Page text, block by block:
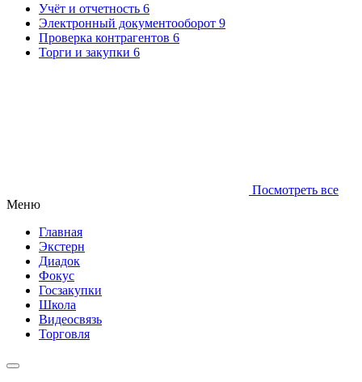
Учёт и отчетность 6
Электронный документооборот 9
Проверка контрагентов 6
Торги и закупки 6
Посмотреть все
Меню
Главная
Экстерн
Диадок
Фокус
Госзакупки
Школа
Видеосвязь
Торговля